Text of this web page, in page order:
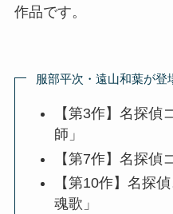
作品です。
服部平次・遠山和葉が登
【第3作】名探偵
師」
【第7作】名探偵
【第10作】名探
魂歌」